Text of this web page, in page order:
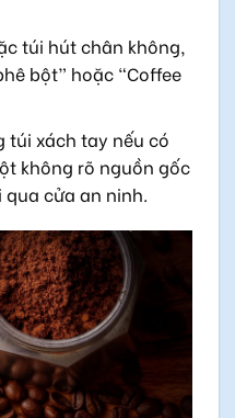
túi hút chân không,
bột” hoặc “Coffee
túi xách tay nếu có
không rõ nguồn gốc
qua cửa an ninh.